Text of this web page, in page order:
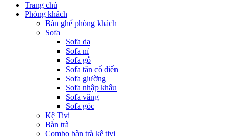
Trang chủ
Phòng khách
Bàn ghế phòng khách
Sofa
Sofa da
Sofa nỉ
Sofa gỗ
Sofa tân cổ điển
Sofa giường
Sofa nhập khẩu
Sofa văng
Sofa góc
Kệ Tivi
Bàn trà
Combo bàn trà kệ tivi